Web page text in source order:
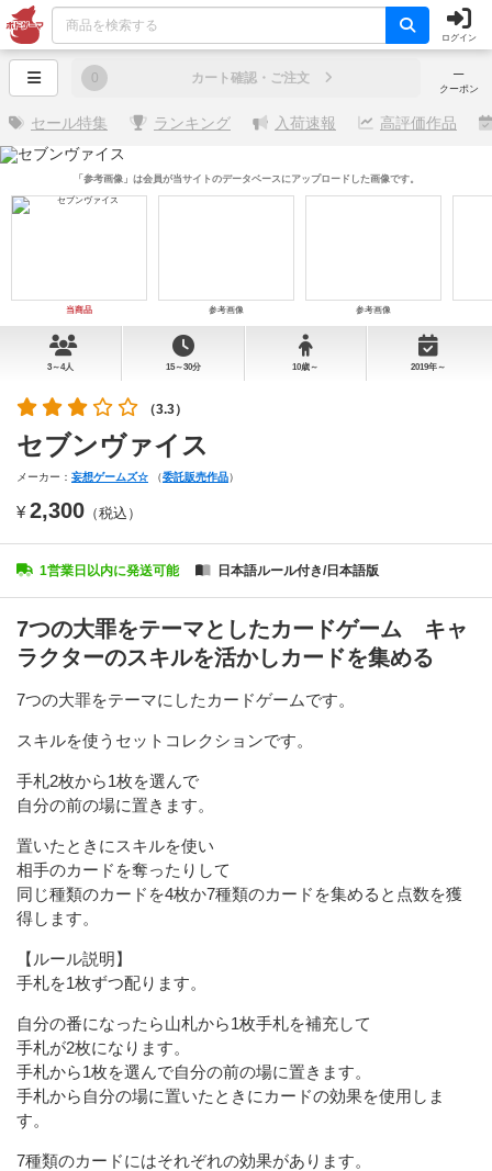
ログイン
─
クーポン
0 カート確認・ご注文
セール特集 ランキング 入荷速報 高評価作品
当商品 参考画像 参考画像
「参考画像」は会員が当サイトのデータベースにアップロードした画像です。
3～4人 15～30分 10歳～ 2019年～
（3.3）
セブンヴァイス
メーカー： 妄想ゲームズ☆ （委託販売作品）
¥ 2,300 （税込）
1営業日以内に発送可能 日本語ルール付き/日本語版
7つの大罪をテーマとしたカードゲーム キャ
ラクターのスキルを活かしカードを集める
7つの大罪をテーマにしたカードゲームです。
スキルを使うセットコレクションです。
手札2枚から1枚を選んで
自分の前の場に置きます。
置いたときにスキルを使い
相手のカードを奪ったりして
同じ種類のカードを4枚か7種類のカードを集めると点数を獲
得します。
【ルール説明】
手札を1枚ずつ配ります。
自分の番になったら山札から1枚手札を補充して
手札が2枚になります。
手札から1枚を選んで自分の前の場に置きます。
手札から自分の場に置いたときにカードの効果を使用しま
す。
7種類のカードにはそれぞれの効果があります。